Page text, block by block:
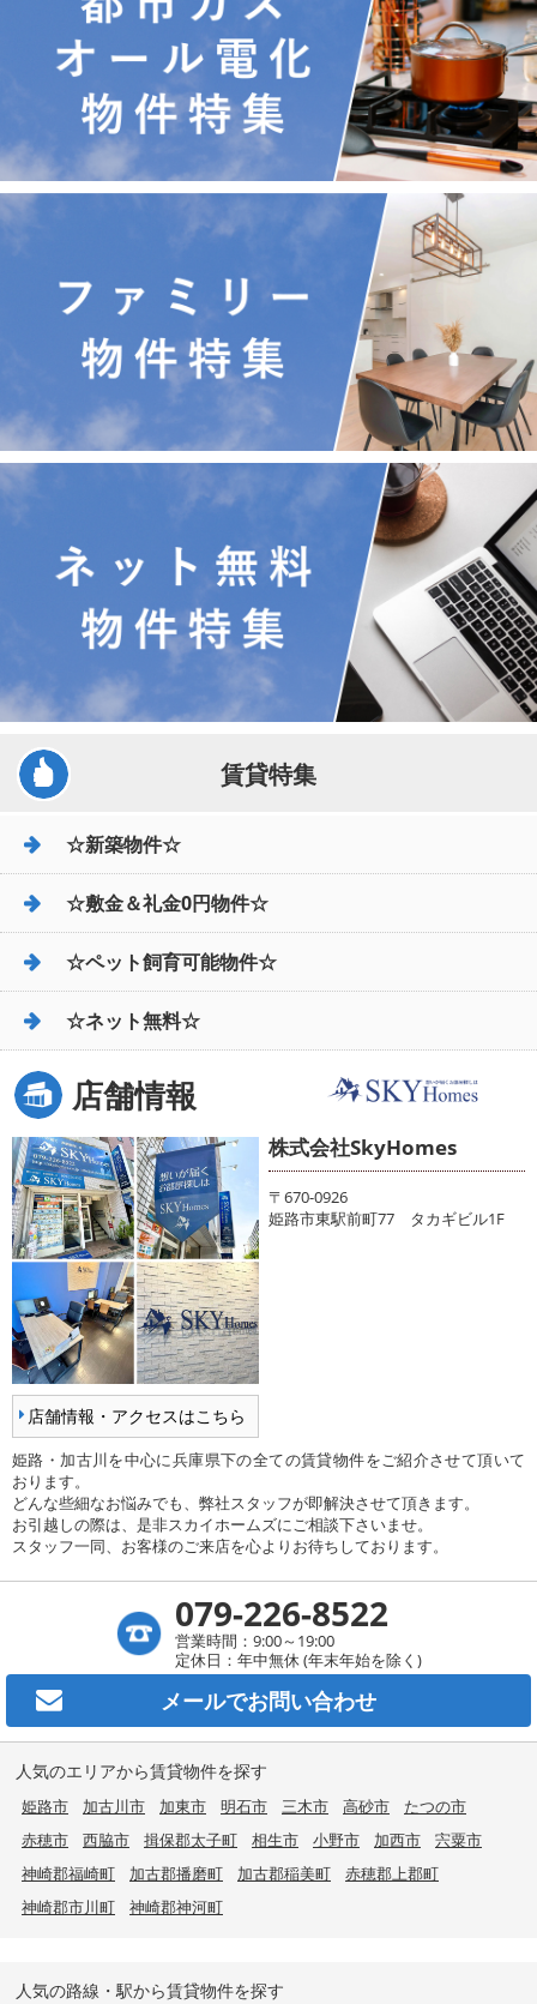
賃貸特集
☆新築物件☆
☆敷金＆礼金0円物件☆
☆ペット飼育可能物件☆
☆ネット無料☆
店舗情報
店舗情報・アクセスはこちら
株式会社SkyHomes
〒670-0926
姫路市東駅前町77 タカギビル1F
姫路・加古川を中心に兵庫県下の全ての賃貸物件をご紹介させて頂いて
おります。
どんな些細なお悩みでも、弊社スタッフが即解決させて頂きます。
お引越しの際は、是非スカイホームズにご相談下さいませ。
スタッフ一同、お客様のご来店を心よりお待ちしております。
079-226-8522
営業時間：9:00～19:00
定休日：年中無休 (年末年始を除く)
メールでお問い合わせ
人気のエリアから賃貸物件を探す
姫路市 加古川市 加東市 明石市 三木市 高砂市
たつの市
赤穂市
西脇市 揖保郡太子町 相生市 小野市 加西市
宍粟市
神崎郡福崎町
加古郡播磨町 加古郡稲美町
赤穂郡上郡町
神崎郡市川町
神崎郡神河町
人気の路線・駅から賃貸物件を探す